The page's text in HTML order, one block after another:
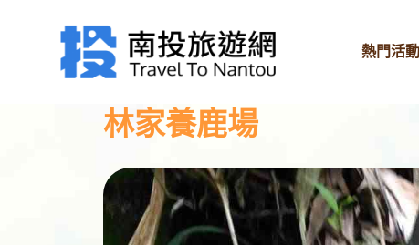
熱門活動
林家養鹿場